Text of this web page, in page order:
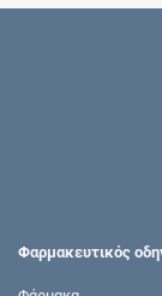
Φαρμακευτικός